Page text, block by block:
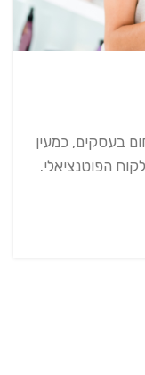
בעסקים, כמעין
הפוטנציאלי.